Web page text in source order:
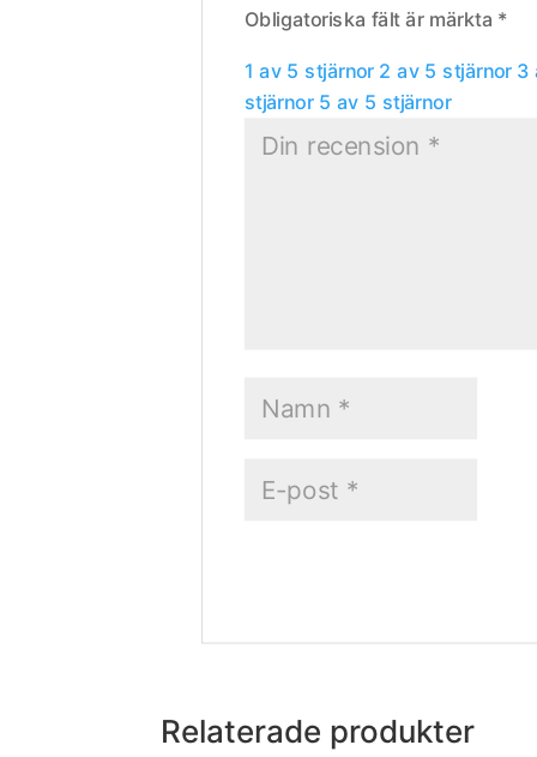
Obligatoriska fält är märkta *
1 av 5 stjärnor 2 av 5 stjärnor 3
stjärnor 5 av 5 stjärnor
Relaterade produkter